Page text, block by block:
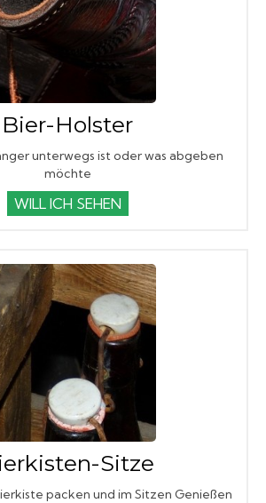
Bier-Holster
unterwegs ist oder was abgeben
möchte
WILL ICH SEHEN
Sitze
packen und im Sitzen Genießen